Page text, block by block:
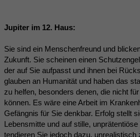
Jupiter im 12. Haus:
Sie sind ein Menschenfreund und
Zukunft. Sie scheinen einen
der auf Sie aufpasst und ihnen bei
glauben an Humanität und haben das
zu helfen, besonders denen, die nicht
können. Es wäre eine Arbeit im
Gefängnis für Sie denkbar. Erfolg stellt
Lebensmitte und auf stille,
tendieren Sie jedoch dazu, unrealistisch